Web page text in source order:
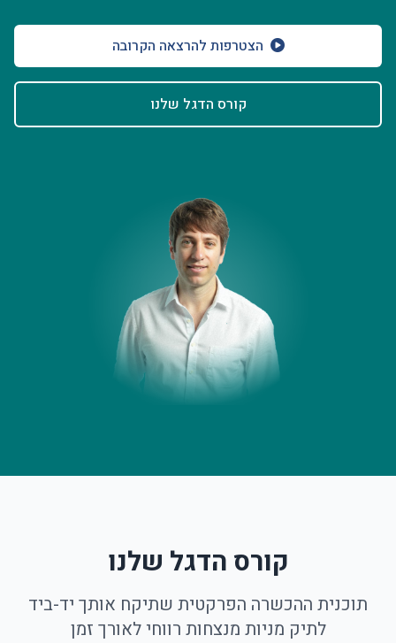
הצטרפות להרצאה הקרובה
קורס הדגל שלנו
קורס הדגל שלנו
תוכנית ההכשרה הפרקטית שתיקח אותך יד-ביד
לתיק מניות מנצחות רווחי לאורך זמן
רוצים לשמוע עוד?
השאירו פרטים ונחזור אליכם תוך 24 שעות
שלח פנייה